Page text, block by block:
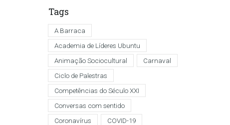
Tags
A Barraca
Academia de Líderes Ubuntu
Animação Sociocultural
Carnaval
Ciclo de Palestras
Competências do Século XXI
Conversas com sentido
Coronavírus
COVID-19